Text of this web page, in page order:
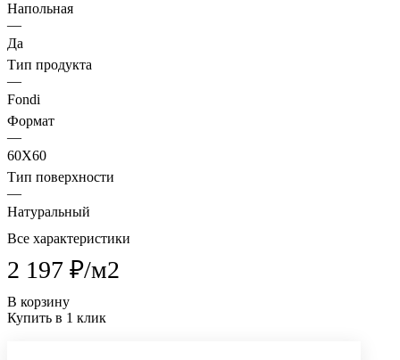
Напольная
—
Да
Тип продукта
—
Fondi
Формат
—
60X60
Тип поверхности
—
Натуральный
Все характеристики
2 197 ₽/м2
В корзину
Купить в 1 клик